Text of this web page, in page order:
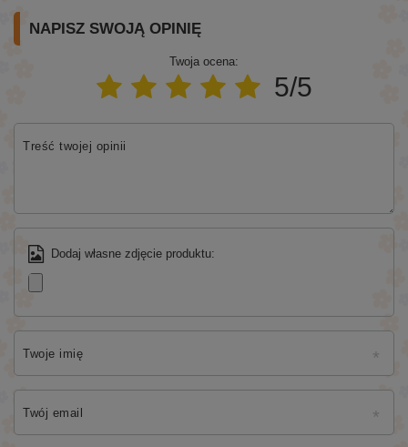
NAPISZ SWOJĄ OPINIĘ
Twoja ocena:
5/5
Treść twojej opinii
Dodaj własne zdjęcie produktu:
Twoje imię
Twój email